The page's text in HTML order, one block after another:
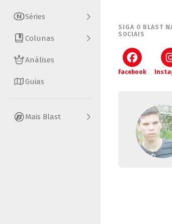
Séries
Colunas
Análises
Guias
Mais Blast
SIGA O BLAST
SOCIAIS
Facebook